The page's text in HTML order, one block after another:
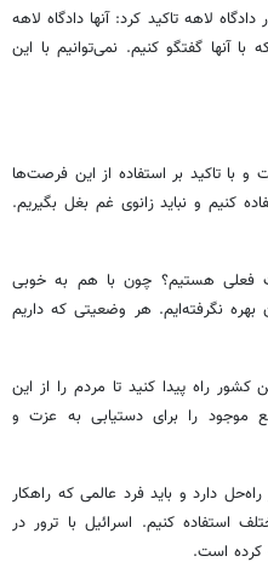
لاهه تاکید کرد: آنها دادگاه لاهه
آنها گفتگو کنیم. نمی‌توانیم با این
با تاکید بر استفاده از این فرصت‌ها
کنیم و نباید زانوی غم بغل بگیریم.
فعلی هستیم؟ چون با هم به خوبی
نگرفته‌ایم. هر وضعیتی که داریم
راه پیدا کنید تا مردم را از این
موجود را برای دستیابی به عزت و
دارد و باید فرد عالمی که راهکار
استفاده کنیم. اسرائیل با ترور در
کرده است.